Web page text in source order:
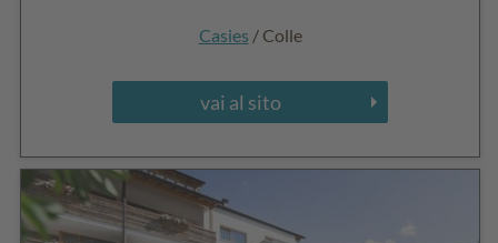
Casies / Colle
vai al sito